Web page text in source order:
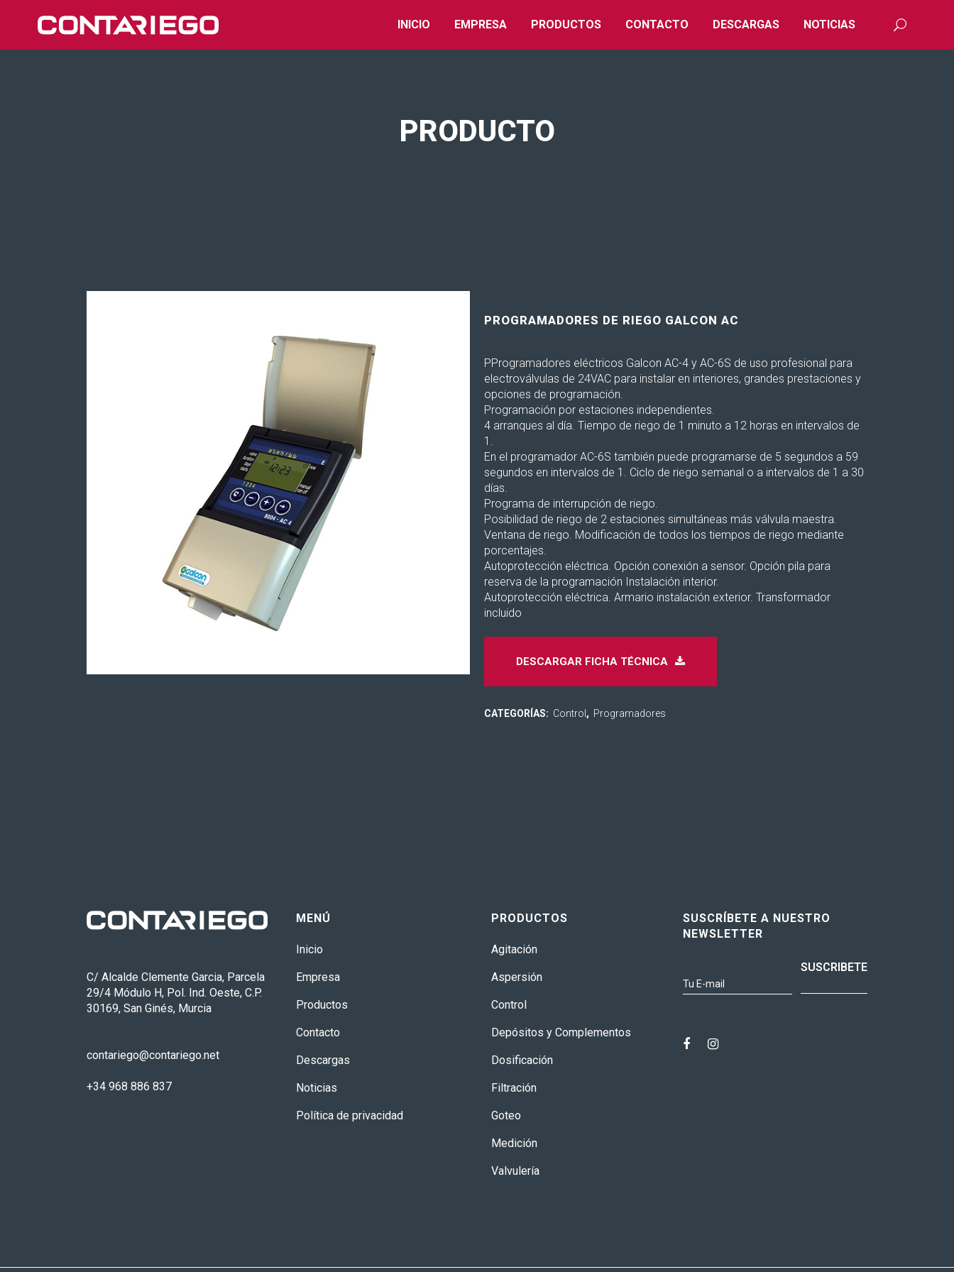
INICIO EMPRESA PRODUCTOS CONTACTO DESCARGAS NOTICIAS
PRODUCTO
PROGRAMADORES DE RIEGO GALCON AC
PProgramadores eléctricos Galcon AC-4 y AC-6S de uso profesional para
electroválvulas de 24VAC para instalar en interiores, grandes prestaciones y
opciones de programación.
Programación por estaciones independientes.
4 arranques al día. Tiempo de riego de 1 minuto a 12 horas en intervalos de
1.
En el programador AC-6S también puede programarse de 5 segundos a 59
segundos en intervalos de 1. Ciclo de riego semanal o a intervalos de 1 a 30
días.
Programa de interrupción de riego.
Posibilidad de riego de 2 estaciones simultáneas más válvula maestra.
Ventana de riego. Modificación de todos los tiempos de riego mediante
porcentajes.
Autoprotección eléctrica. Opción conexión a sensor. Opción pila para
reserva de la programación Instalación interior.
Autoprotección eléctrica. Armario instalación exterior. Transformador
incluido
DESCARGAR FICHA TÉCNICA
CATEGORÍAS: Control , Programadores
C/ Alcalde Clemente Garcia, Parcela
29/4 Módulo H, Pol. Ind. Oeste, C.P.
30169, San Ginés, Murcia
contariego@contariego.net
+34 968 886 837
MENÚ
Inicio
Empresa
Productos
Contacto
Descargas
Noticias
Política de privacidad
PRODUCTOS
Agitación
Aspersión
Control
Depósitos y Complementos
Dosificación
Filtración
Goteo
Medición
Valvulería
SUSCRÍBETE A NUESTRO
NEWSLETTER